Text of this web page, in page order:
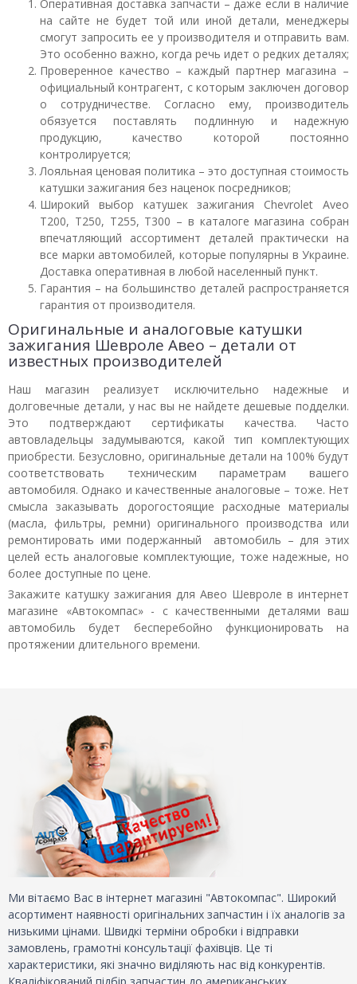
Оперативная доставка запчасти – даже если в наличие
на сайте не будет той или иной детали, менеджеры
смогут запросить ее у производителя и отправить вам.
Это особенно важно, когда речь идет о редких деталях;
Проверенное качество – каждый партнер магазина –
официальный контрагент, с которым заключен договор
о сотрудничестве. Согласно ему, производитель
обязуется поставлять подлинную и надежную
продукцию, качество которой постоянно
контролируется;
Лояльная ценовая политика – это доступная стоимость
катушки зажигания без наценок посредников;
Широкий выбор катушек зажигания Chevrolet Aveo
T200, T250, T255, T300 – в каталоге магазина собран
впечатляющий ассортимент деталей практически на
все марки автомобилей, которые популярны в Украине.
Доставка оперативная в любой населенный пункт.
Гарантия – на большинство деталей распространяется
гарантия от производителя.
Оригинальные и аналоговые катушки
зажигания Шевроле Авео – детали от
известных производителей
Наш магазин реализует исключительно надежные и
долговечные детали, у нас вы не найдете дешевые подделки.
Это подтверждают сертификаты качества. Часто
автовладельцы задумываются, какой тип комплектующих
приобрести. Безусловно, оригинальные детали на 100% будут
соответствовать техническим параметрам вашего
автомобиля. Однако и качественные аналоговые – тоже. Нет
смысла заказывать дорогостоящие расходные материалы
(масла, фильтры, ремни) оригинального производства или
ремонтировать ими подержанный автомобиль – для этих
целей есть аналоговые комплектующие, тоже надежные, но
более доступные по цене.
Закажите катушку зажигания для Авео Шевроле в интернет
магазине «Автокомпас» - с качественными деталями ваш
автомобиль будет бесперебойно функционировать на
протяжении длительного времени.
Ми вітаємо Вас в інтернет магазині "Автокомпас". Широкий
асортимент наявності оригінальних запчастин і їх аналогів за
низькими цінами. Швидкі терміни обробки і відправки
замовлень, грамотні консультації фахівців. Це ті
характеристики, які значно виділяють нас від конкурентів.